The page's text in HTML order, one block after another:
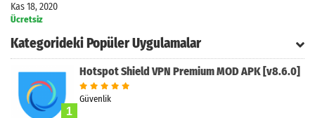
Kas 18, 2020
Ücretsiz
Kategorideki Popüler Uygulamalar
1
Hotspot Shield VPN Premium MOD APK [v8.6.0]
Güvenlik